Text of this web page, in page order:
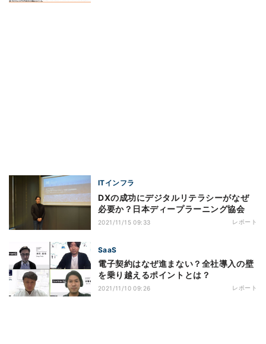
ITインフラ
DXの成功にデジタルリテラシーがなぜ
必要か？日本ディープラーニング協会
2021/11/15 09:33 レポート
SaaS
電子契約はなぜ進まない？全社導入の壁
を乗り越えるポイントとは？
2021/11/10 09:26 レポート